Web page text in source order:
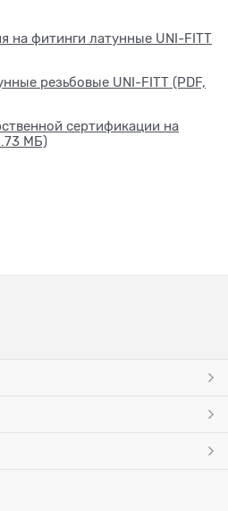
на фитинги латунные UNI-FITT
резьбовые UNI-FITT (PDF,
сертификации на
МБ)